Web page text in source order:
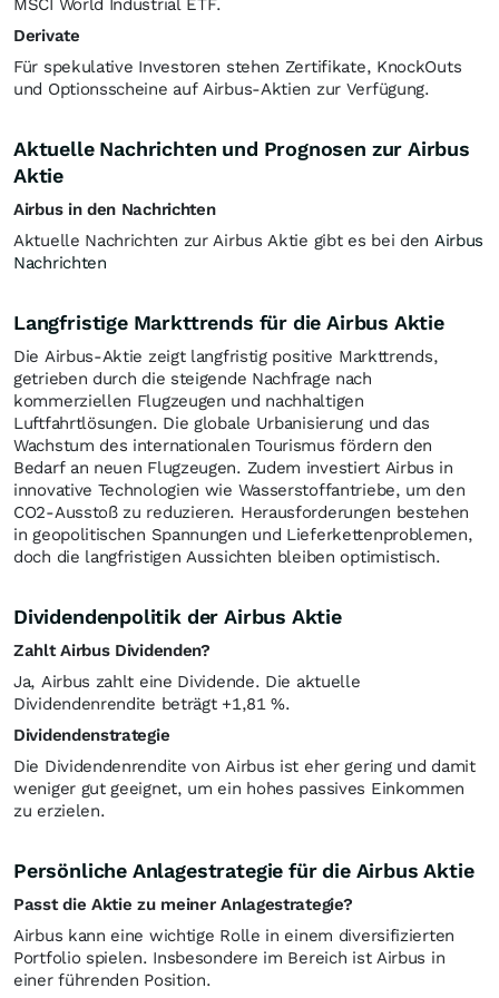
MSCI World Industrial ETF.
Derivate
Für spekulative Investoren stehen Zertifikate, KnockOuts
und Optionsscheine auf Airbus-Aktien zur Verfügung.
Aktuelle Nachrichten und Prognosen zur Airbus
Aktie
Airbus in den Nachrichten
Aktuelle Nachrichten zur Airbus Aktie gibt es bei den Airbus
Nachrichten
Langfristige Markttrends für die Airbus Aktie
Die Airbus-Aktie zeigt langfristig positive Markttrends,
getrieben durch die steigende Nachfrage nach
kommerziellen Flugzeugen und nachhaltigen
Luftfahrtlösungen. Die globale Urbanisierung und das
Wachstum des internationalen Tourismus fördern den
Bedarf an neuen Flugzeugen. Zudem investiert Airbus in
innovative Technologien wie Wasserstoffantriebe, um den
CO2-Ausstoß zu reduzieren. Herausforderungen bestehen
in geopolitischen Spannungen und Lieferkettenproblemen,
doch die langfristigen Aussichten bleiben optimistisch.
Dividendenpolitik der Airbus Aktie
Zahlt Airbus Dividenden?
Ja, Airbus zahlt eine Dividende. Die aktuelle
Dividendenrendite beträgt +1,81%.
Dividendenstrategie
Die Dividendenrendite von Airbus ist eher gering und damit
weniger gut geeignet, um ein hohes passives Einkommen
zu erzielen.
Persönliche Anlagestrategie für die Airbus Aktie
Passt die Aktie zu meiner Anlagestrategie?
Airbus kann eine wichtige Rolle in einem diversifizierten
Portfolio spielen. Insbesondere im Bereich ist Airbus in
einer führenden Position.